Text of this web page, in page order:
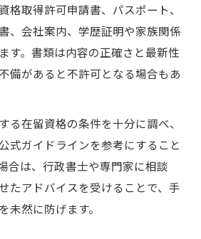
格取得許可申請書、パスポート、
、会社案内、学歴証明や家族関係
す。書類は内容の正確さと最新性
備があると不許可となる場合もあ
る在留資格の条件を十分に調べ、
式ガイドラインを参考にすること
合は、行政書士や専門家に相談
たアドバイスを受けることで、手
未然に防げます。